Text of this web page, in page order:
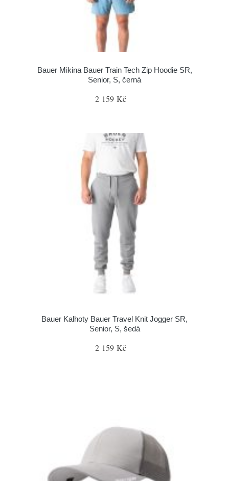
Bauer Mikina Bauer Train Tech Zip Hoodie SR,
Senior, S, černá
2 159 Kč
Bauer Kalhoty Bauer Travel Knit Jogger SR,
Senior, S, šedá
2 159 Kč